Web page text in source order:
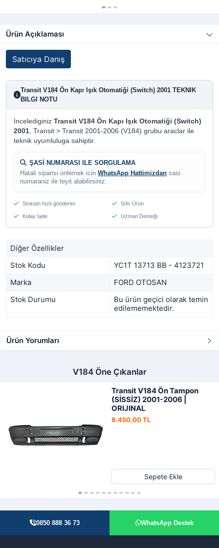
Ürün Açıklaması
Satıcıya Danış
i
Transit V184 Ön Kapı Işık Otomatiği (Switch) 2001 TEKNIK
BILGI NOTU
Incelediginiz Transit V184 Ön Kapı Işık Otomatiği (Switch)
2001, Transit > Transit 2001-2006 (V184) grubu araclar ile
teknik uyumluluga sahiptir.
ŞASİ NUMARASI ILE SORGULAMA
Hatali siparisi onlemek icin WhatsApp Hattimizdan sasi
numaraniz ile teyit alabilirsiniz.
Stoktan hızlı gönderim Sıfır Ürün
Kolay İade Uzman Desteği
Diğer Özellikler
Stok Kodu
YC1T 13713 BB - 4123721
Marka
FORD OTOSAN
Stok Durumu
Bu ürün geçici olarak temin
edilememektedir.
Ürün Yorumları
V184 Öne Çıkanlar
Transit V184 Ön Tampon
(SİSSİZ) 2001-2006 |
ORIJINAL
8.450,00 TL
Sepete Ekle
0850 888 36 73 WhatsApp Destek